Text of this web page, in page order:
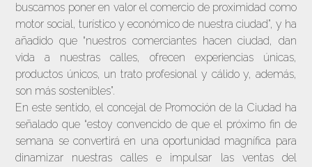
buscamos poner en valor el comercio de proximidad como
motor social, turístico y económico de nuestra ciudad”, y ha
añadido que “nuestros comerciantes hacen ciudad, dan
vida a nuestras calles, ofrecen experiencias únicas,
productos únicos, un trato profesional y cálido y, además,
son más sostenibles”.
En este sentido, el concejal de Promoción de la Ciudad ha
señalado que “estoy convencido de que el próximo fin de
semana se convertirá en una oportunidad magnífica para
dinamizar nuestras calles e impulsar las ventas del